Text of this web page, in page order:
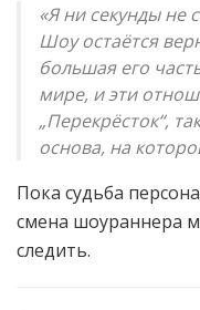
«Я ни секунды не
Шоу остаётся
большая его
мире, и эти
„Перекрёсток“,
основа, на
Пока судьба
смена шоураннера
следить.